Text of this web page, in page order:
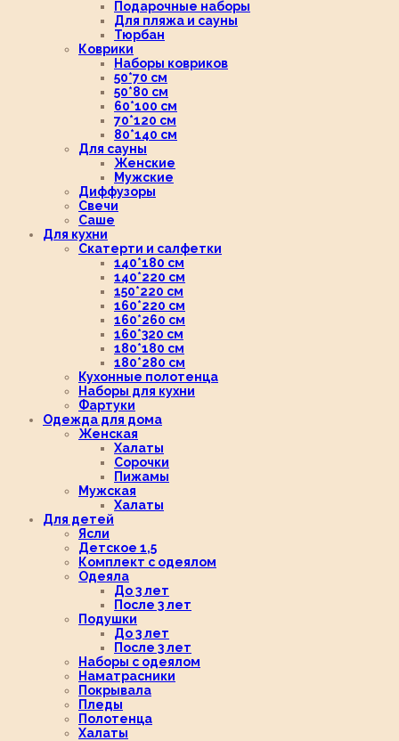
Подарочные наборы
Для пляжа и сауны
Тюрбан
Коврики
Наборы ковриков
50*70 см
50*80 см
60*100 см
70*120 см
80*140 см
Для сауны
Женские
Мужские
Диффузоры
Свечи
Саше
Для кухни
Скатерти и салфетки
140*180 см
140*220 см
150*220 см
160*220 см
160*260 см
160*320 см
180*180 см
180*280 см
Кухонные полотенца
Наборы для кухни
Фартуки
Одежда для дома
Женская
Халаты
Сорочки
Пижамы
Мужская
Халаты
Для детей
Ясли
Детское 1,5
Комплект с одеялом
Одеяла
До 3 лет
После 3 лет
Подушки
До 3 лет
После 3 лет
Наборы с одеялом
Наматрасники
Покрывала
Пледы
Полотенца
Халаты